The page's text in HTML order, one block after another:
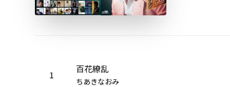
1 百花繚乱
ちあきなおみ